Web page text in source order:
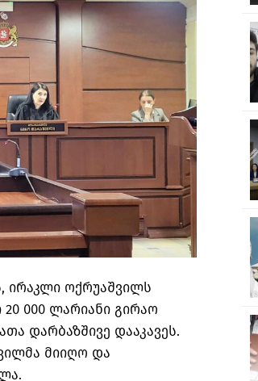
ირაკლი ოქრუაშვილს
000 ლარიანი გირაო
დარბაზშივე დააკავეს.
მიიღო და